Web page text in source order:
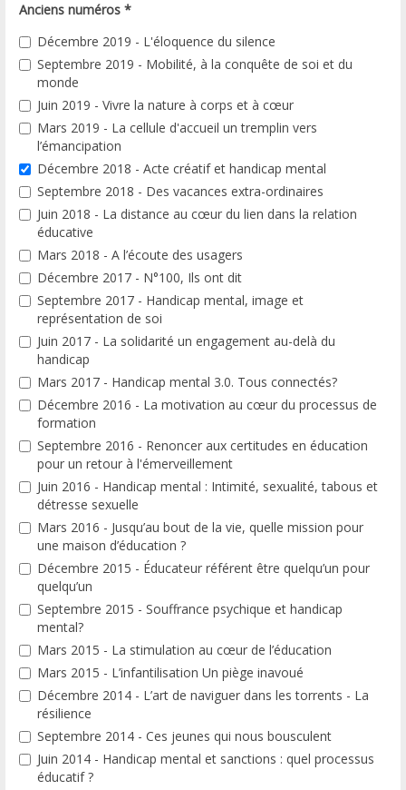
Anciens numéros *
Décembre 2019 - L'éloquence du silence
Septembre 2019 - Mobilité, à la conquête de soi et du
monde
Juin 2019 - Vivre la nature à corps et à cœur
Mars 2019 - La cellule d'accueil un tremplin vers
l’émancipation
Décembre 2018 - Acte créatif et handicap mental
Septembre 2018 - Des vacances extra-ordinaires
Juin 2018 - La distance au cœur du lien dans la relation
éducative
Mars 2018 - A l’écoute des usagers
Décembre 2017 - N°100, Ils ont dit
Septembre 2017 - Handicap mental, image et
représentation de soi
Juin 2017 - La solidarité un engagement au-delà du
handicap
Mars 2017 - Handicap mental 3.0. Tous connectés?
Décembre 2016 - La motivation au cœur du processus de
formation
Septembre 2016 - Renoncer aux certitudes en éducation
pour un retour à l'émerveillement
Juin 2016 - Handicap mental : Intimité, sexualité, tabous et
détresse sexuelle
Mars 2016 - Jusqu’au bout de la vie, quelle mission pour
une maison d’éducation ?
Décembre 2015 - Éducateur référent être quelqu’un pour
quelqu’un
Septembre 2015 - Souffrance psychique et handicap
mental?
Mars 2015 - La stimulation au cœur de l’éducation
Mars 2015 - L’infantilisation Un piège inavoué
Décembre 2014 - L’art de naviguer dans les torrents - La
résilience
Septembre 2014 - Ces jeunes qui nous bousculent
Juin 2014 - Handicap mental et sanctions : quel processus
éducatif ?